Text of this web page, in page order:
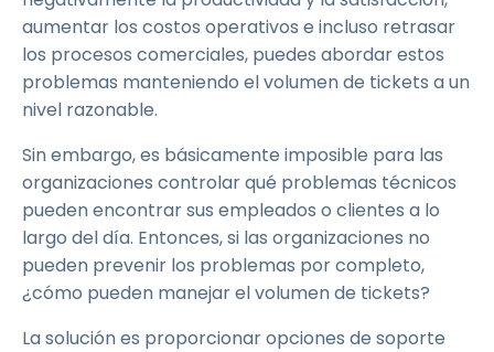
aumentar los costos operativos e incluso retrasar
los procesos comerciales, puedes abordar estos
problemas manteniendo el volumen de tickets a un
nivel razonable.
Sin embargo, es básicamente imposible para las
organizaciones controlar qué problemas técnicos
pueden encontrar sus empleados o clientes a lo
largo del día. Entonces, si las organizaciones no
pueden prevenir los problemas por completo,
¿cómo pueden manejar el volumen de tickets?
La solución es proporcionar opciones de soporte